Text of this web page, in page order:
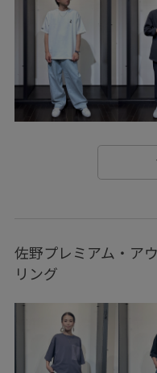
佐野プレミアム・ア
リング